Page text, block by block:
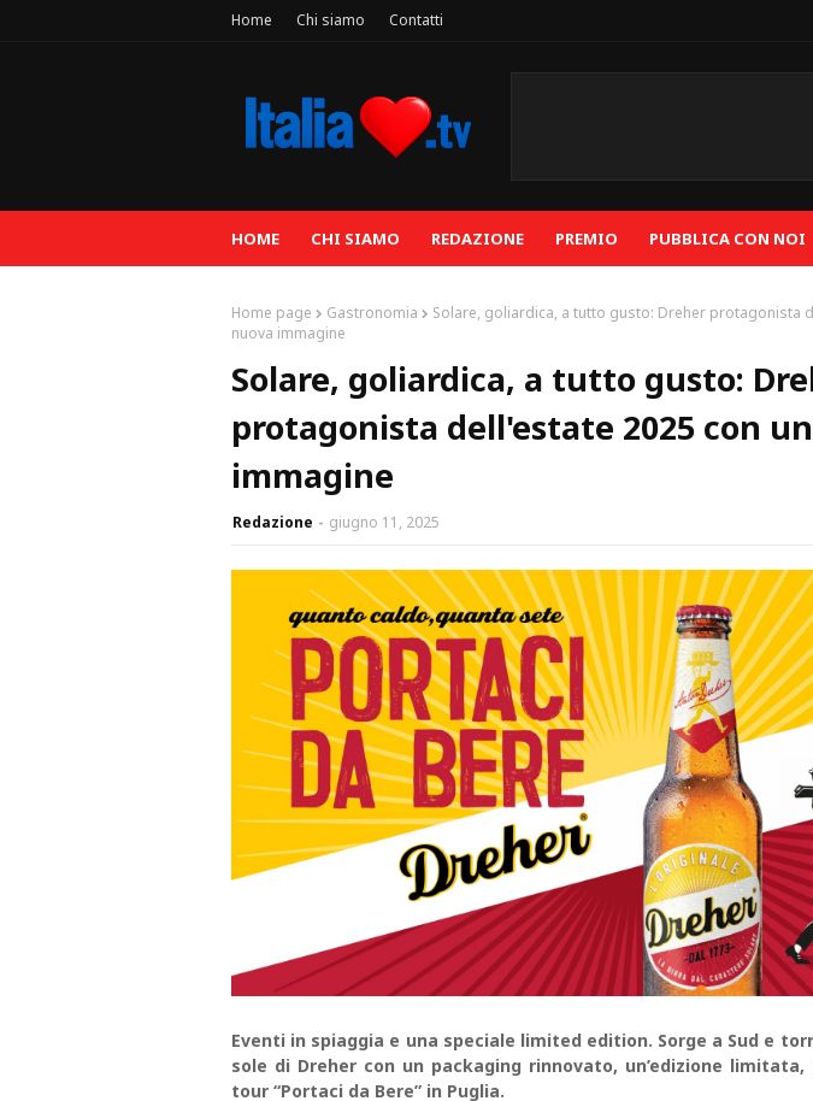
Home Chi siamo Contatti
HOME CHI SIAMO REDAZIONE PREMIO PUBBLICA CON NOI
Home page Gastronomia
Solare, goliardica, a tutto gusto: Dreher protagonista
nuova immagine
Solare, goliardica, a tutto gusto:
protagonista dell'estate 2025 con
immagine
Redazione giugno 11, 2025
Eventi in spiaggia e una speciale limited edition. Sorge a Sud e
sole di Dreher con un packaging rinnovato, un’edizione
tour “Portaci da Bere” in Puglia.